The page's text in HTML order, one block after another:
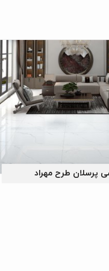
پرسلان طرح مهراد